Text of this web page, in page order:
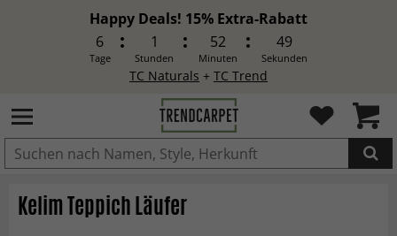
Happy Deals! 15% Extra-Rabatt
6
Tage
1
Stunden
52
Minuten
48
Sekunden
TC Naturals + TC Trend
IN DEN WARENKORB GELEGT.
Kelim Teppich Läufer